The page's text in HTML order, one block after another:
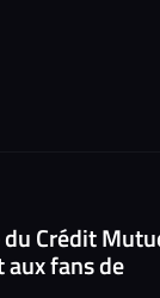
du Crédit
fans de